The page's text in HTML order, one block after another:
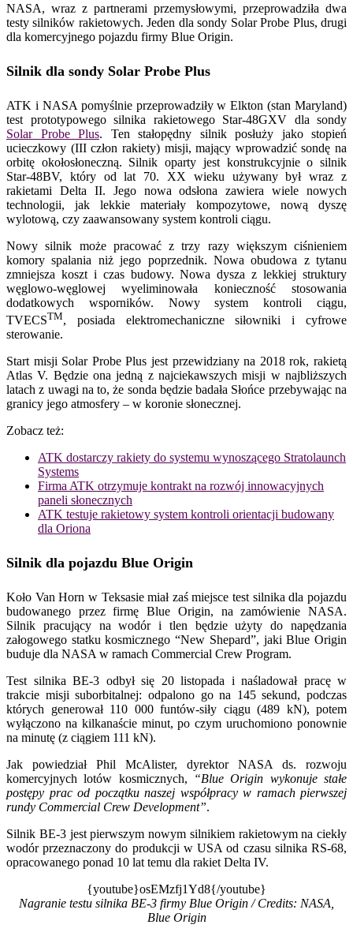
NASA, wraz z partnerami przemysłowymi, przeprowadziła dwa
testy silników rakietowych. Jeden dla sondy Solar Probe Plus, drugi
dla komercyjnego pojazdu firmy Blue Origin.
Silnik dla sondy Solar Probe Plus
ATK i NASA pomyślnie przeprowadziły w Elkton (stan Maryland)
test prototypowego silnika rakietowego Star-48GXV dla sondy
Solar Probe Plus. Ten stałopędny silnik posłuży jako stopień
ucieczkowy (III człon rakiety) misji, mający wprowadzić sondę na
orbitę okołosłoneczną. Silnik oparty jest konstrukcyjnie o silnik
Star-48BV, który od lat 70. XX wieku używany był wraz z
rakietami Delta II. Jego nowa odsłona zawiera wiele nowych
technologii, jak lekkie materiały kompozytowe, nową dyszę
wylotową, czy zaawansowany system kontroli ciągu.
Nowy silnik może pracować z trzy razy większym ciśnieniem
komory spalania niż jego poprzednik. Nowa obudowa z tytanu
zmniejsza koszt i czas budowy. Nowa dysza z lekkiej struktury
węglowo-węglowej wyeliminowała konieczność stosowania
dodatkowych wsporników. Nowy system kontroli ciągu,
TVECSTM, posiada elektromechaniczne siłowniki i cyfrowe
sterowanie.
Start misji Solar Probe Plus jest przewidziany na 2018 rok, rakietą
Atlas V. Będzie ona jedną z najciekawszych misji w najbliższych
latach z uwagi na to, że sonda będzie badała Słońce przebywając na
granicy jego atmosfery – w koronie słonecznej.
Zobacz też:
ATK dostarczy rakiety do systemu wynoszącego Stratolaunch
Systems
Firma ATK otrzymuje kontrakt na rozwój innowacyjnych
paneli słonecznych
ATK testuje rakietowy system kontroli orientacji budowany
dla Oriona
Silnik dla pojazdu Blue Origin
Koło Van Horn w Teksasie miał zaś miejsce test silnika dla pojazdu
budowanego przez firmę Blue Origin, na zamówienie NASA.
Silnik pracujący na wodór i tlen będzie użyty do napędzania
załogowego statku kosmicznego “New Shepard”, jaki Blue Origin
buduje dla NASA w ramach Commercial Crew Program.
Test silnika BE-3 odbył się 20 listopada i naśladował pracę w
trakcie misji suborbitalnej: odpalono go na 145 sekund, podczas
których generował 110 000 funtów-siły ciągu (489 kN), potem
wyłączono na kilkanaście minut, po czym uruchomiono ponownie
na minutę (z ciągiem 111 kN).
Jak powiedział Phil McAlister, dyrektor NASA ds. rozwoju
komercyjnych lotów kosmicznych, “Blue Origin wykonuje stałe
postępy prac od początku naszej współpracy w ramach pierwszej
rundy Commercial Crew Development”.
Silnik BE-3 jest pierwszym nowym silnikiem rakietowym na ciekły
wodór przeznaczony do produkcji w USA od czasu silnika RS-68,
opracowanego ponad 10 lat temu dla rakiet Delta IV.
{youtube}osEMzfj1Yd8{/youtube}
Nagranie testu silnika BE-3 firmy Blue Origin / Credits: NASA,
Blue Origin